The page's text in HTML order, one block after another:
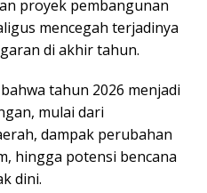
proyek pembangunan
mencegah terjadinya
di akhir tahun.
tahun 2026 menjadi
mulai dari
dampak perubahan
hingga potensi bencana
dini.